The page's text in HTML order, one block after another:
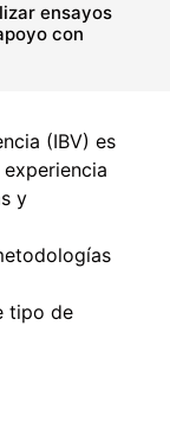
ensayos
con
(IBV) es
y
tipo de